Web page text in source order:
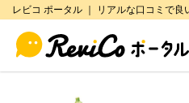
レビコ ポータル ｜ リアルな口コミで良